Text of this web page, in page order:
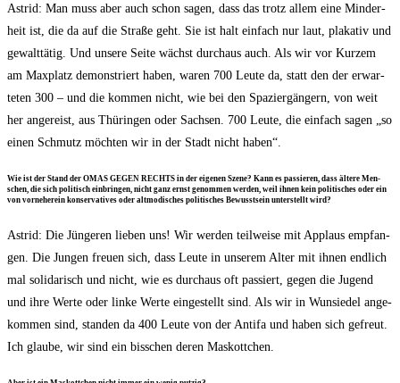
Astrid: Man muss aber auch schon sagen, dass das trotz allem eine Min­der­
heit ist, die da auf die Stra­ße geht. Sie ist halt ein­fach nur laut, pla­ka­tiv und
gewalt­tä­tig. Und unse­re Sei­te wächst durch­aus auch. Als wir vor Kur­zem
am Max­platz demons­triert haben, waren 700 Leu­te da, statt den der erwar­
te­ten 300 – und die kom­men nicht, wie bei den Spa­zier­gän­gern, von weit
her ange­reist, aus Thü­rin­gen oder Sach­sen. 700 Leu­te, die ein­fach sagen „so
einen Schmutz möch­ten wir in der Stadt nicht haben“.
Wie ist der Stand der OMAS GEGEN RECHTS in der eige­nen Sze­ne? Kann es pas­sie­ren, dass älte­re Men­
schen, die sich poli­tisch ein­brin­gen, nicht ganz ernst genom­men wer­den, weil ihnen kein poli­ti­sches oder ein
von vor­ne­her­ein kon­ser­va­ti­ves oder alt­mo­di­sches poli­ti­sches Bewusst­sein unter­stellt wird?
Astrid: Die Jün­ge­ren lie­ben uns! Wir wer­den teil­wei­se mit Applaus emp­fan­
gen. Die Jun­gen freu­en sich, dass Leu­te in unse­rem Alter mit ihnen end­lich
mal soli­da­risch und nicht, wie es durch­aus oft pas­siert, gegen die Jugend
und ihre Wer­te oder lin­ke Wer­te ein­ge­stellt sind. Als wir in Wun­sie­del ange­
kom­men sind, stan­den da 400 Leu­te von der Anti­fa und haben sich gefreut.
Ich glau­be, wir sind ein biss­chen deren Maskottchen.